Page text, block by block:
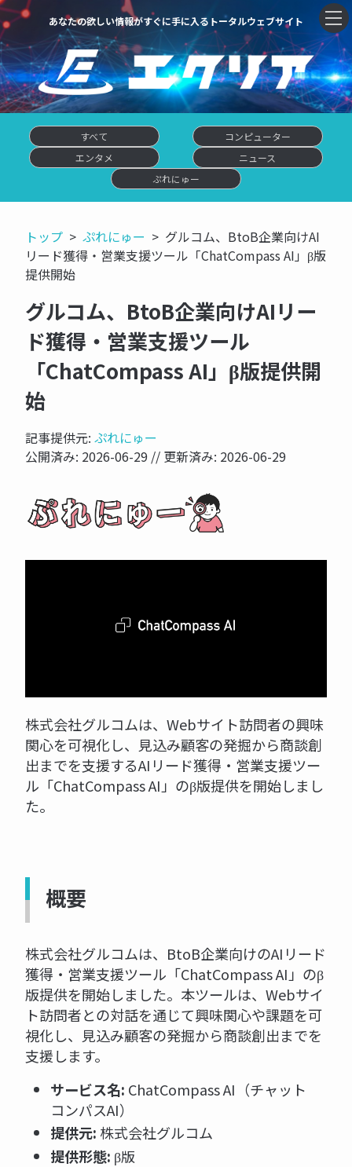
あなたの欲しい情報がすぐに手に入るトータルウェブサイト
すべて
コンピューター
エンタメ
ニュース
ぷれにゅー
トップ ぷれにゅー
グルコム、BtoB企業向けAI
リード獲得・営業支援ツール「ChatCompass AI」β版
提供開始
グルコム、BtoB企業向けAIリー
ド獲得・営業支援ツール
「ChatCompass AI」β版提供開
始
記事提供元: ぷれにゅー
公開済み: 2026-06-29 // 更新済み: 2026-06-29
株式会社グルコムは、Webサイト訪問者の興味
関心を可視化し、見込み顧客の発掘から商談創
出までを支援するAIリード獲得・営業支援ツー
ル「ChatCompass AI」のβ版提供を開始しまし
た。
概要
株式会社グルコムは、BtoB企業向けのAIリード
獲得・営業支援ツール「ChatCompass AI」のβ
版提供を開始しました。本ツールは、Webサイ
ト訪問者との対話を通じて興味関心や課題を可
視化し、見込み顧客の発掘から商談創出までを
支援します。
サービス名: ChatCompass AI（チャット
コンパスAI）
提供元: 株式会社グルコム
提供形態: β版